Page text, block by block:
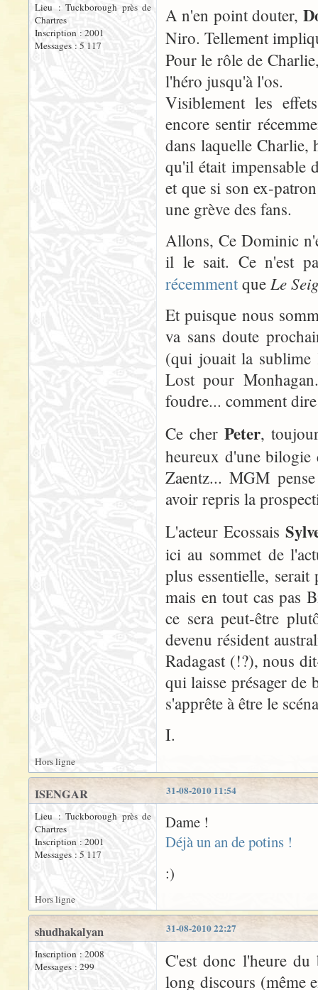
Lieu : Tuckborough près de
Chartres
Inscription : 2001
Messages : 5 117
A n'en point douter,
Niro. Tellement
Pour le rôle de
l'héro jusqu'à l'os.
Visiblement les
encore sentir
dans laquelle Charlie,
qu'il était impensable
et que si son ex-
une grève des fans.
Allons, Ce Dominic
il le sait. Ce n'est
récemmentque Le
Et puisque nous
va sans doute
(qui jouait la
Lost pour
foudre... comment
Ce cher Peter,
heureux d'une bilogie
Zaentz... MGM
avoir repris la
L'acteur Ecossais
ici au sommet de
plus essentielle,
mais en tout cas pas
ce sera peut-être
devenu résident
Radagast (!?), nous
qui laisse présager de
s'apprête à être le
I.
Hors ligne
31-08-2010 11:54
ISENGAR
Lieu : Tuckborough près de
Chartres
Inscription : 2001
Messages : 5 117
Dame !
Déjà un an de potins !
:)
Hors ligne
31-08-2010 22:27
shudhakalyan
Inscription : 2008
Messages : 299
C'est donc l'heure
long discours (même